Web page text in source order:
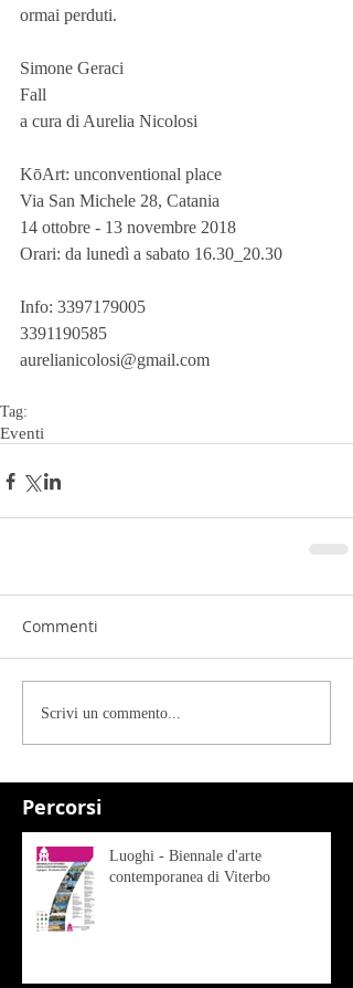
Percorsi
ormai perduti.
Simone Geraci
Fall
a cura di Aurelia Nicolosi
KōArt: unconventional place
Via San Michele 28, Catania
14 ottobre - 13 novembre 2018
Orari: da lunedì a sabato 16.30_20.30
Info: 3397179005
3391190585
aurelianicolosi@gmail.com
Tag:
Eventi
Commenti
Scrivi un commento...
Luoghi - Biennale d'arte
contemporanea di Viterbo